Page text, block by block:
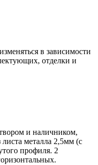
в зависимости
отделки и
и наличником,
металла 2,5мм (с
профиля. 2